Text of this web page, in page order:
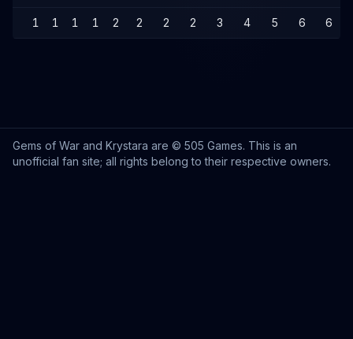
1 1 1 1 2 2 2 2 3 4 5 6 6
Gems of War and Krystara are © 505 Games. This is an
unofficial fan site; all rights belong to their respective owners.